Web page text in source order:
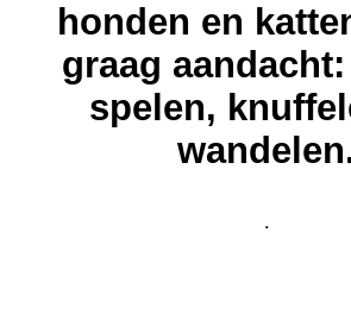
honden en
graag
spelen,
.